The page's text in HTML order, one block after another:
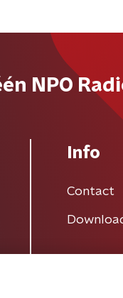
NPO
Info
Contact